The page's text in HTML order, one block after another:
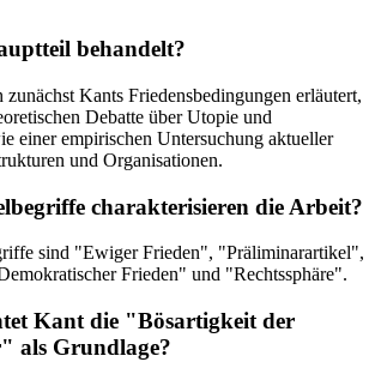
behandelt?
Kants Friedensbedingungen erläutert,
Debatte über Utopie und
einer empirischen Untersuchung aktueller
und Organisationen.
charakterisieren die Arbeit?
sind "Ewiger Frieden", "Präliminarartikel",
Frieden" und "Rechtssphäre".
Kant die "Bösartigkeit der
als Grundlage?